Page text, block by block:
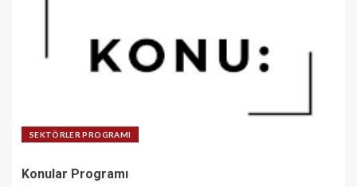
SEKTÖRLER PROGRAMI
Konular Programı